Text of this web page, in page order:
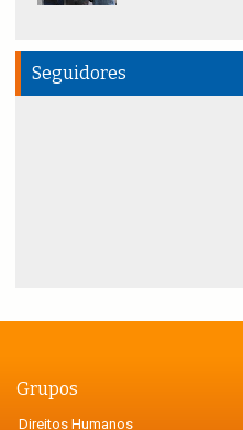
Seguidores
Grupos
Direitos Humanos